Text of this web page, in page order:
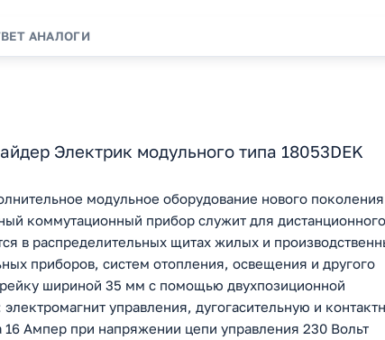
АНАЛОГИ
Электрик модульного типа 18053DEK
модульное оборудование нового поколения
коммутационный прибор служит для дистанционного
в распределительных щитах жилых и
приборов, систем отопления, освещения и другого
шириной 35 мм с помощью двухпозиционной
управления, дугогасительную и
Ампер при напряжении цепи управления 230 Вольт